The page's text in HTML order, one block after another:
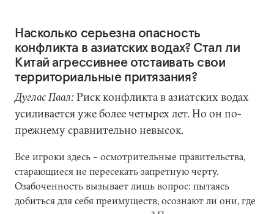
Насколько серьезна опасность
конфликта в азиатских водах? Стал ли
Китай агрессивнее отстаивать свои
территориальные притязания?
Дуглас Паал: Риск конфликта в азиатских водах
усиливается уже более четырех лет. Но он по-
прежнему сравнительно невысок.
Все игроки здесь – осмотрительные правительства,
старающиеся не пересекать запретную черту.
Озабоченность вызывает лишь вопрос: пытаясь
добиться для себя преимуществ, осознают ли они, где